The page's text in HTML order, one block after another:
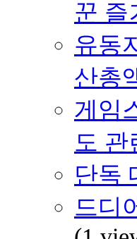
꾼 즐
유동
산총
게임
도
단독
드디